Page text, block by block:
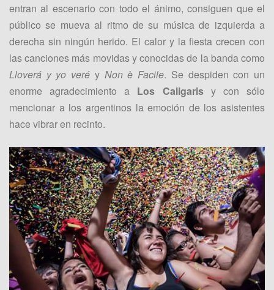
entran al escenario con todo el ánimo, consiguen que el
público se mueva al ritmo de su música de izquierda a
derecha sin ningún herido. El calor y la fiesta crecen con
las canciones más movidas y conocidas de la banda como
Lloverá y yo veré y Non è Facile. Se despiden con un
enorme agradecimiento a Los Caligarisy con sólo
mencionar a los argentinos la emoción de los asistentes
hace vibrar en recinto.